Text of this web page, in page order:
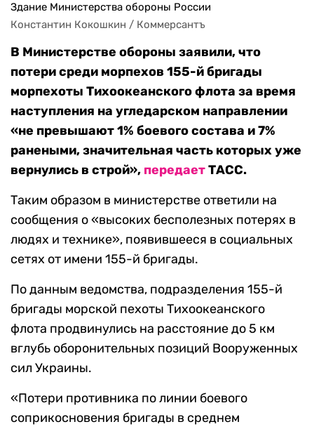
Здание Министерства обороны России
Константин Кокошкин / Коммерсантъ
В Министерстве обороны заявили, что
потери среди морпехов 155-й бригады
морпехоты Тихоокеанского флота за время
наступления на угледарском направлении
«не превышают 1% боевого состава и 7%
ранеными, значительная часть которых уже
вернулись в строй», передаетТАСС.
Таким образом в министерстве ответили на
сообщения о «высоких бесполезных потерях в
людях и технике», появившееся в социальных
сетях от имени 155-й бригады.
По данным ведомства, подразделения 155-й
бригады морской пехоты Тихоокеанского
флота продвинулись на расстояние до 5 км
вглубь оборонительных позиций Вооруженных
сил Украины.
«Потери противника по линии боевого
соприкосновения бригады в среднем